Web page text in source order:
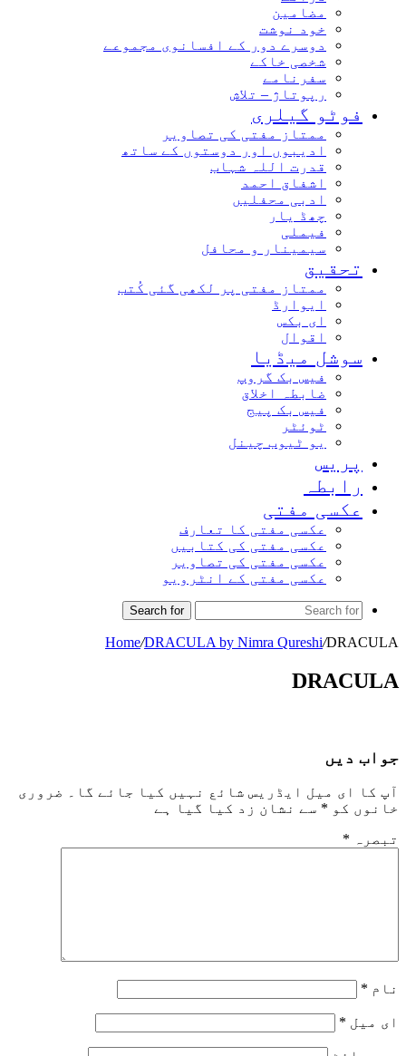
مضامین
خود نوشت
دوسرے دور کے افسانوی مجموعے
شخصی خاکے
سفرنامے
رپوتاژ – تلاش
فوٹو گیلری
ممتاز مفتی کی تصاویر
ادیبوں اور دوستوں کے ساتھ
قدرت اللہ شہاب
اشفاق احمد
ادبی محفلیں
چھڈ یار
فیملی
سیمینار و محافل
تحقیق
ممتاز مفتی پر لکھی گئی کُتب
ایوارڈ
ای بکس
اقوال
سوشل میڈیا
فیس بک گروپ
ضابطہ اخلاق
فیس بک پیج
ٹوئٹر
یو ٹیوب چینل
پریس
رابطہ
عکسی مفتی
عکسی مفتی کا تعارف
عکسی مفتی کی کتابیں
عکسی مفتی کی تصاویر
عکسی مفتی کے انٹرویو
Search for
Home/DRACULA by Nimra Qureshi/DRACULA
DRACULA
جواب دیں
آپ کا ای میل ایڈریس شائع نہیں کیا جائے گا۔
ضروری
خانوں کو * سے نشان زد کیا گیا ہے
تبصرہ *
نام *
ای میل *